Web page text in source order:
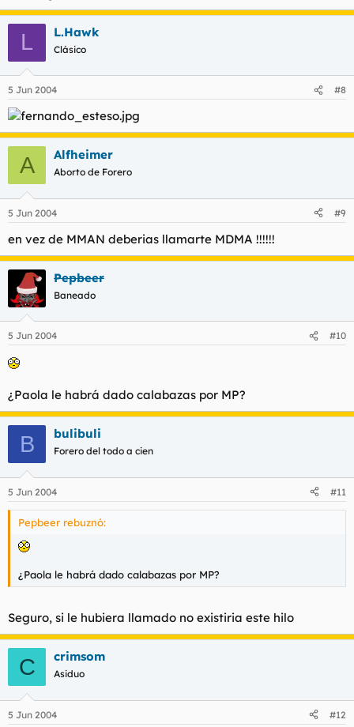
L L.Hawk
Clásico
5 Jun 2004 #8
A Alfheimer
Aborto de Forero
5 Jun 2004 #9
en vez de MMAN deberias llamarte MDMA !!!!!!
Pepbeer
Baneado
5 Jun 2004 #10
¿Paola le habrá dado calabazas por MP?
B bulibuli
Forero del todo a cien
5 Jun 2004 #11
Pepbeer rebuznó:
¿Paola le habrá dado calabazas por MP?
Seguro, si le hubiera llamado no existiria este hilo
C crimsom
Asiduo
5 Jun 2004 #12